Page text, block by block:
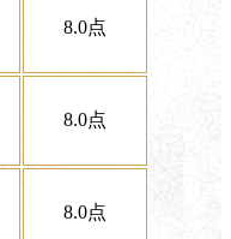
8.0点
8.0点
8.0点